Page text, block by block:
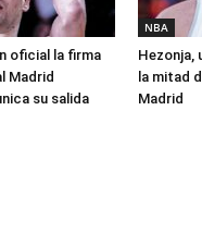
oficial la firma
Madrid
su salida
NBA
Hezonja,
la mitad
Madrid